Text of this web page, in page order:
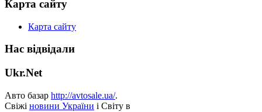
Карта сайту
Карта сайту
Нас відвідали
Ukr.Net
Авто базар http://avtosale.ua/.
Свіжі новини України і Світу в